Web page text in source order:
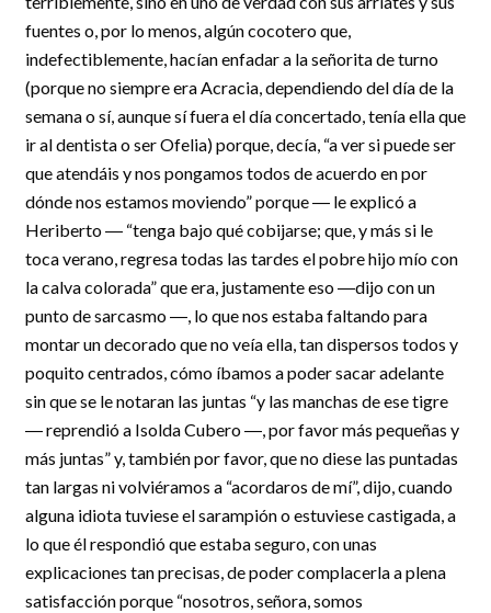
fuentes o, por lo menos, algún cocotero que,
indefectiblemente, hacían enfadar a la señorita de turno
(porque no siempre era Acracia, dependiendo del día de la
semana o sí, aunque sí fuera el día concertado, tenía ella que
ir al dentista o ser Ofelia) porque, decía, “a ver si puede ser
que atendáis y nos pongamos todos de acuerdo en por
dónde nos estamos moviendo” porque ― le explicó a
Heriberto ― “tenga bajo qué cobijarse; que, y más si le
toca verano, regresa todas las tardes el pobre hijo mío con
la calva colorada” que era, justamente eso ―dijo con un
punto de sarcasmo ―, lo que nos estaba faltando para
montar un decorado que no veía ella, tan dispersos todos y
poquito centrados, cómo íbamos a poder sacar adelante
sin que se le notaran las juntas “y las manchas de ese tigre
― reprendió a Isolda Cubero ―, por favor más pequeñas y
más juntas” y, también por favor, que no diese las puntadas
tan largas ni volviéramos a “acordaros de mí”, dijo, cuando
alguna idiota tuviese el sarampión o estuviese castigada, a
lo que él respondió que estaba seguro, con unas
explicaciones tan precisas, de poder complacerla a plena
satisfacción porque “nosotros, señora, somos